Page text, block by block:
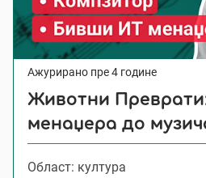
Ажурирано пре 4 године
Животни
менаџера до
Област: култура